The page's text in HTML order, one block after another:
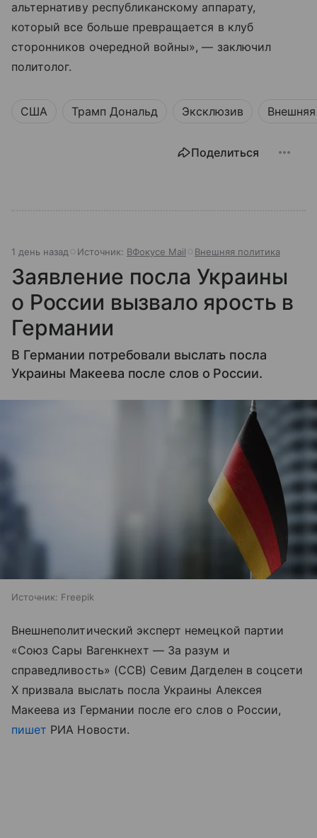
альтернативу республиканскому аппарату,
который все больше превращается в клуб
сторонников очередной войны», — заключил
политолог.
США Трамп Дональд Эксклюзив
Поделиться
1 день назад Источник: ВФокусе Mail Внешняя политика
Заявление посла Украины
о России вызвало ярость в
Германии
В Германии потребовали выслать посла
Украины Макеева после слов о России.
Источник: Freepik
Внешнеполитический эксперт немецкой партии
«Союз Сары Вагенкнехт — За разум и
справедливость» (ССВ) Севим Дагделен в соцсети
X призвала выслать посла Украины Алексея
Макеева из Германии после его слов о России,
пишет РИА Новости.